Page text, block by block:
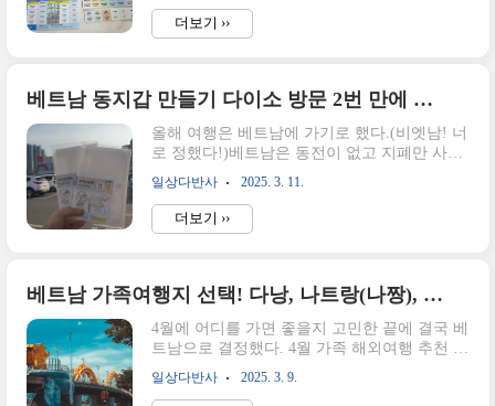
했다.(비엣남! 너로 정했다!)베트남은 동전이
없고 지폐만 사용하는데 종류도 많고 단위도
여러가지 버전의 베트남 동 지갑 라벨 디자인
지 모두 베트남 화폐 이미지와 한국돈으로 환
산한 금액이 쓰여있고, 금액별 라벨링이 되어
있다.베트남 동지갑 라벨 3종베트남 동지갑 라
카페동지갑 양식 다운 바로가기 다낭 도깨비
카페에는 없는 자료가 없다. 다른 파..
더보기 ››
베트남 동지갑 만들기 다이소 방문 2번 만에 섹션파일 겟!
올해 여행은 베트남에 가기로 했다.(비엣남! 너
로 정했다!)베트남은 동전이 없고 지폐만 사용
가 많아서 동 지갑이라는 것을 만들어 간다고
한다.집 근처 다이소에 가보니 아무리 찾아봐
도 섹션파일이 보이질 않았다.사람들 말로는
떨까? 하는 생각을 하고 찾아가 보니 운 좋게
남아있는 섹션파일 2개를 구할 수 있었다.운 좋
게 다이소 주중점에서 Get 한 지폐보관용 섹션
파일 2개 다이소 청주 주중점 네이버 지도 바로
가기구분내용이름다이소 청주 주중점주소충북
일상다반사 2025. 3. 11.
더보기 ››
베트남 가족여행지 선택! 다낭, 나트랑(나짱), 푸꾸옥 3곳 비교, OO로 결정!
4월에 어디를 가면 좋을지 고민한 끝에 결국 베
트남으로 결정했다. 4월 가족 해외여행 추천 아
편이 4월에 여행을 가자고 했다. 지금이 3월인
일상다반사 2025. 3. 9.